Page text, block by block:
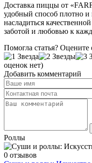
Доставка пиццы от
удобный способ плотно и
насладиться
заботой и любовью к
Помогла статья? Оцените
оценок нет)
Добавить комментарий
Роллы
0 отзывов